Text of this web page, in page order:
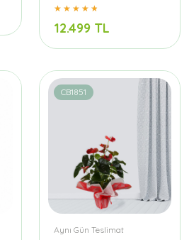
12.499 TL
CB1851
Aynı Gün Teslimat